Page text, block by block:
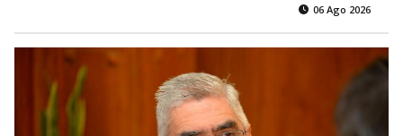
06 Ago 2026